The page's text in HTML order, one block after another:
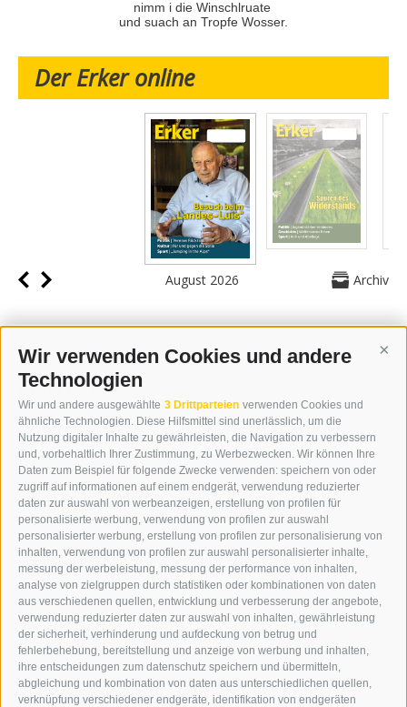
Wir verwenden Cookies und andere
Technologien
Wir und andere ausgewählte 3 Drittparteien verwenden Cookies und
ähnliche Technologien. Diese Hilfsmittel sind unerlässlich, um die
Nutzung digitaler Inhalte zu gewährleisten, die Navigation zu verbessern
und, vorbehaltlich Ihrer Zustimmung, zu Werbezwecken. Wir können Ihre
Daten zum Beispiel für folgende Zwecke verwenden: speichern von oder
zugriff auf informationen auf einem endgerät, verwendung reduzierter
daten zur auswahl von werbeanzeigen, erstellung von profilen für
personalisierte werbung, verwendung von profilen zur auswahl
personalisierter werbung, erstellung von profilen zur personalisierung von
inhalten, verwendung von profilen zur auswahl personalisierter inhalte,
messung der werbeleistung, messung der performance von inhalten,
analyse von zielgruppen durch statistiken oder kombinationen von daten
aus verschiedenen quellen, entwicklung und verbesserung der angebote,
verwendung reduzierter daten zur auswahl von inhalten, gewährleistung
der sicherheit, verhinderung und aufdeckung von betrug und
fehlerbehebung, bereitstellung und anzeige von werbung und inhalten,
ihre entscheidungen zum datenschutz speichern und übermitteln,
abgleichung und kombination von daten aus unterschiedlichen quellen,
verknüpfung verschiedener endgeräte, identifikation von endgeräten
nimm i die Winschlruate
und suach an Tropfe Wosser.
Der Erker online
August 2026 Archiv
KONTAKT
WIPP-MEDIA GMBH
DER ERKER
NEUSTADT 20A
I-39049 STERZING
TEL.: +39 0472 766876
GRAFIK@DERERKER.IT
INFO@DERERKER.IT
BARBARA.FONTANA@DERERKER.IT
DER ERKER
WERBEN IM ERKER
ONLINE-WERBUNG
SEPA-DAUERAUFTRAG
REGELN LESERKOMMENTARE